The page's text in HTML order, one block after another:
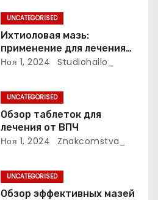
UNCATEGORISED
Ихтиоловая мазь:
применение для лечения
фурункулов
Ноя 1, 2024 Studiohallo_
UNCATEGORISED
Обзор таблеток для
лечения от ВПЧ
Ноя 1, 2024 Znakcomstva_
UNCATEGORISED
Обзор эффективных мазей